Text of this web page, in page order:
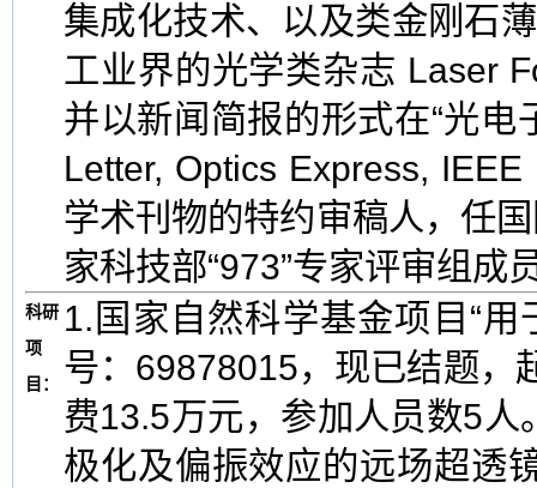
集成化技术、以及类金刚石
工业界的光学类杂志 Laser
并以新闻简报的形式在“光
Letter, Optics Express,
学术刊物的特约审稿人，任
家科技部“973”专家评审组成
科研
项
目：
1.国家自然科学基金项目“
号：69878015，现已结题，
费13.5万元，参加人员数5人
极化及偏振效应的远场超透